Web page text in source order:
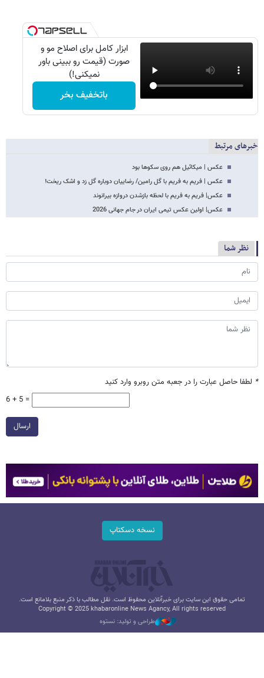
ابزار کامل برای اصلاح مو و
صورت (قیمت رو ببینی باور
نمیکنی!)
باتخفیف بخر
خبرهای مرتبط
عکس | میکائیل هم روی سکوها بود
عکس | فریم به فریم با گل رامین/ رضاییان دوباره گل زد و اشک ریخت!
عکس| فریم به فریم با لحظه بازشدن دروازه بیرانوند
عکس| اولین عکس تیمی ایران در جام جهانی 2026
نظر شما
* لطفا حاصل عبارت را در جعبه متن روبرو وارد کنید
6 + 5 =
ارسال
نسخه دسکتاپ
تمامی حقوق این سایت برای خبرآنلاین محفوظ است. نقل مطالب با ذکر منبع بلامانع است.
Copyright © 2025 khabaronline News Agancy, All rights reserved
طراحی و تولید: نستوه